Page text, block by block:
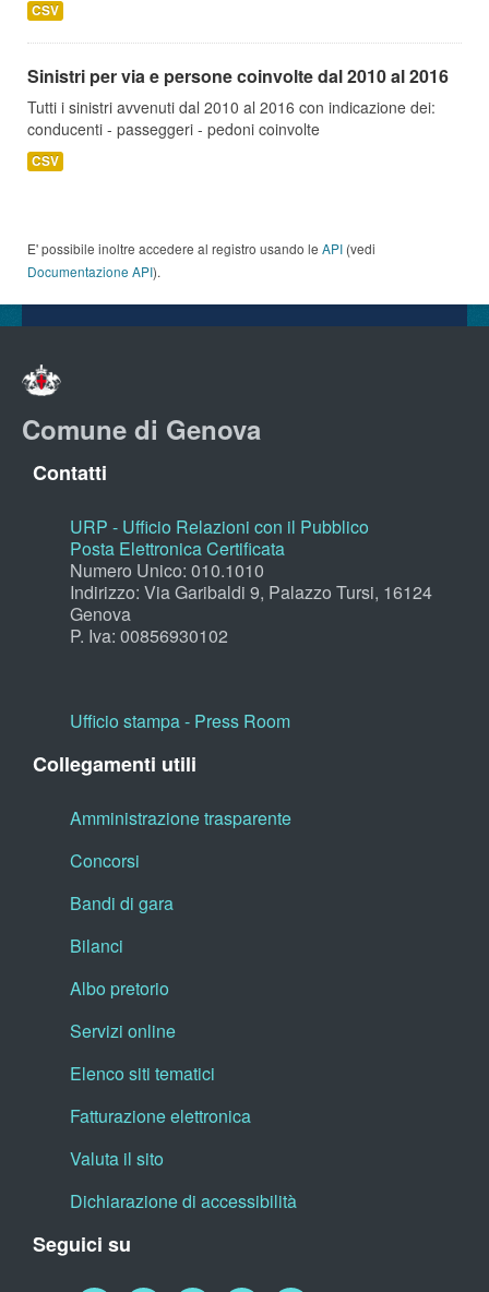
CSV
Sinistri per via e persone coinvolte dal 2010 al 2016
Tutti i sinistri avvenuti dal 2010 al 2016 con indicazione dei:
conducenti - passeggeri - pedoni coinvolte
CSV
E' possibile inoltre accedere al registro usando le API (vedi
Documentazione API).
Comune di Genova
Contatti
URP - Ufficio Relazioni con il Pubblico
Posta Elettronica Certificata
Numero Unico: 010.1010
Indirizzo: Via Garibaldi 9, Palazzo Tursi, 16124
Genova
P. Iva: 00856930102
Ufficio stampa - Press Room
Collegamenti utili
Amministrazione trasparente
Concorsi
Bandi di gara
Bilanci
Albo pretorio
Servizi online
Elenco siti tematici
Fatturazione elettronica
Valuta il sito
Dichiarazione di accessibilità
Seguici su